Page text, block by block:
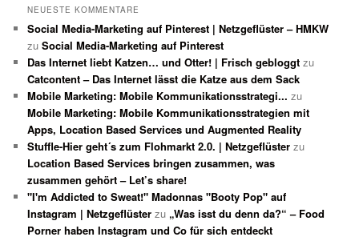
NEUESTE KOMMENTARE
Social Media-Marketing auf Pinterest | Netzgeflüster – HMKW
zuSocial Media-Marketing auf Pinterest
Das Internet liebt Katzen… und Otter! | Frisch gebloggt zu
Catcontent – Das Internet lässt die Katze aus dem Sack
Mobile Marketing: Mobile Kommunikationsstrategi... zu
Mobile Marketing: Mobile Kommunikationsstrategien mit
Apps, Location Based Services und Augmented Reality
Stuffle-Hier geht´s zum Flohmarkt 2.0. | Netzgeflüster zu
Location Based Services bringen zusammen, was
zusammen gehört – Let’s share!
"I'm Addicted to Sweat!" Madonnas "Booty Pop" auf
Instagram | Netzgeflüster zu „Was isst du denn da?“ – Food
Porner haben Instagram und Co für sich entdeckt